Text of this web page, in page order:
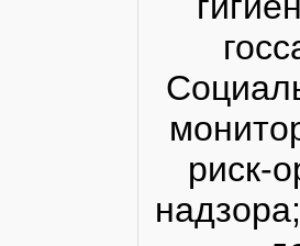
риск-